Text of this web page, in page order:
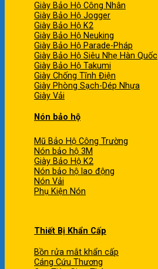
Giày Bảo Hộ Công Nhân
Giày Bảo Hộ Jogger
Giày Bảo Hộ K2
Giày Bảo Hộ Neuking
Giày Bảo Hộ Parade-Pháp
Giày Bảo Hộ Siêu Nhẹ Hàn Quốc
Giày Bảo Hộ Takumi
Giày Chống Tĩnh Điện
Giày Phòng Sạch-Dép Nhựa
Giày Vải
Nón bảo hộ
Mũ Bảo Hộ Công Trường
Nón bảo hộ 3M
Giày Bảo Hộ K2
Nón bảo hộ lao động
Nón Vải
Phụ Kiện Nón
Thiết Bị Khẩn Cấp
Bồn rửa mắt khẩn cấp
Cáng Cứu Thương